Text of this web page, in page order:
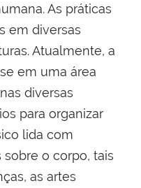
As práticas
em diversas
Atualmente, a
em uma área
diversas
para organizar
lida com
o corpo, tais
as artes